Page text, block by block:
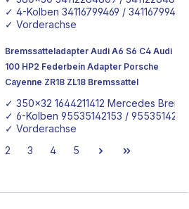
✓ 4-Kolben 34116799469 /
✓ Vorderachse
Bremssatteladapter Audi A6 S6 C4 Audi
100 HP2 Federbein Adapter Porsche
Cayenne ZR18 ZL18 Bremssattel
✓ 350x32 1644211412 Mercedes
✓ 6-Kolben 95535142153 /
✓ Vorderachse
2 3 4 5